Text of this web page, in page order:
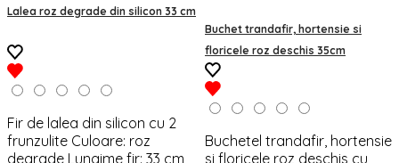
Lalea roz degrade din silicon 33 cm
Fir de lalea din silicon cu 2
frunzulite Culoare: roz
degrade Lungime fir: 33 cm
Buchet trandafir, hortensie si
floricele roz deschis 35cm
Buchetel trandafir, hortensie
si floricele roz deschis cu